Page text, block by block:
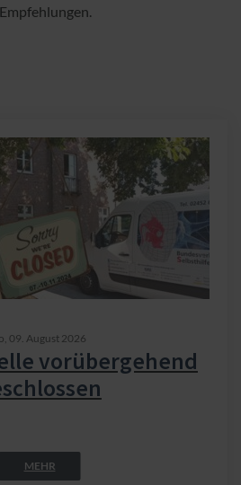
09. August 2026
vorübergehend
MEHR